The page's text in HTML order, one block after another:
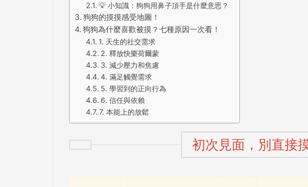
💡 小知識：狗狗用鼻子頂手是什麼意思？
狗狗的摸摸感受地圖！
狗狗為什麼喜歡被摸？七種原因一次看！
1. 天生的社交需求
2. 釋放快樂荷爾蒙
3. 減少壓力和焦慮
4. 滿足觸覺需求
5. 學習到的正向行為
6. 信任與依賴
7. 本能上的放鬆
初次見面，別直接